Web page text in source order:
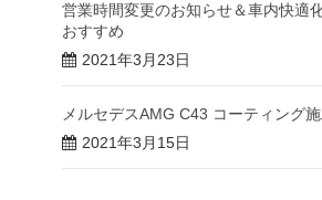
営業時間変更のお知らせ＆車内快適
おすすめ
2021年3月23日
メルセデスAMG C43 コーティング
2021年3月15日